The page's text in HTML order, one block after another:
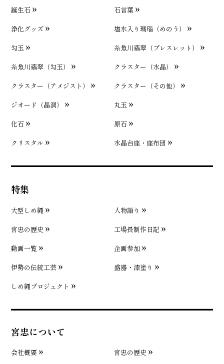
誕生石
石言葉
浄化グッズ
塩水入り瑪瑙（めのう）
勾玉
糸魚川翡翠（ブレスレット）
糸魚川翡翠（勾玉）
クラスター（水晶）
クラスター（アメジスト）
クラスター（その他）
ジオード（晶洞）
丸玉
化石
原石
クリスタル
水晶台座・座布団
特集
大型しめ縄
人物語り
宮忠の歴史
工場長制作日記
動画一覧
企画参加
伊勢の伝統工芸
盛器・漆塗り
しめ縄プロジェクト
宮忠について
会社概要
宮忠の歴史